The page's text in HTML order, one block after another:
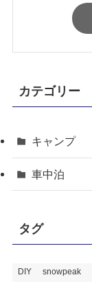
カテゴリー
キャンプ
車中泊
タグ
DIY snowpeak